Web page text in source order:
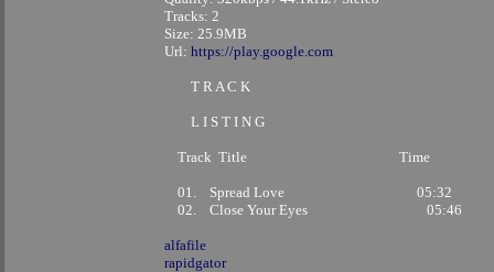
Tracks: 2
Size: 25.9MB
Url: https://play.google.com
T R A C K
L I S T I N G
Track Title Time
01. Spread Love 05:32
02. Close Your Eyes 05:46
alfafile
rapidgator